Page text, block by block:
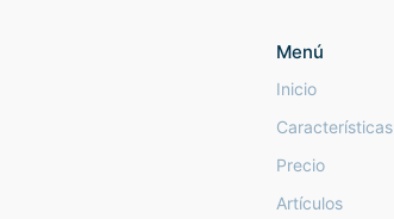
Menú
Inicio
Características
Precio
Artículos